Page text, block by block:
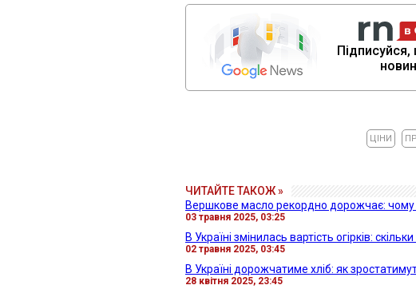
ЦІНИ
ЧИТАЙТЕ ТАКОЖ »
Вершкове масло рекордно дорожчає: чому
03 травня 2025, 03:25
В Україні змінилась вартість огірків:
02 травня 2025, 03:45
В Україні дорожчатиме хліб: як
28 квітня 2025, 23:45